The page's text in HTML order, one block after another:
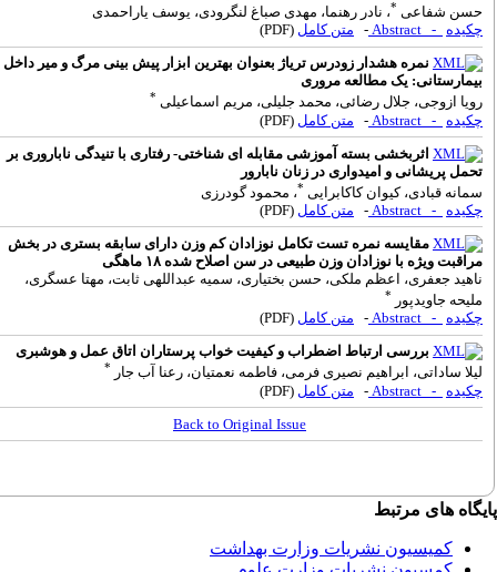
حسن شفاعی ، نادر رهنما، مهدی صباغ لنگرودی، یوسف یاراحمدی
چکیده - Abstract
- متن کامل(PDF)
نمره هشدار زودرس تریاژ بعنوان بهترین ابزار پیش بینی مرگ و میر داخل
بیمارستانی: یک مطالعه مروری
رویا ازوجی، جلال رضائی، محمد جلیلی، مریم اسماعیلی
چکیده - Abstract
- متن کامل(PDF)
اثربخشی بسته آموزشی مقابله ای شناختی- رفتاری با تنیدگی ناباروری بر
تحمل پریشانی و امیدواری در زنان نابارور
سمانه قبادی، کیوان کاکابرایی ، محمود گودرزی
چکیده - Abstract
- متن کامل(PDF)
مقایسه نمره تست تکامل نوزادان کم وزن دارای سابقه بستری در بخش
مراقبت ویژه با نوزادان وزن طبیعی در سن اصلاح شده ١٨ ماهگی
ناهید جعفری، اعظم ملکی، حسن بختیاری، سمیه عبداللهی ثابت، مهتا عسگری،
ملیحه جاویدپور
چکیده - Abstract
- متن کامل(PDF)
بررسی ارتباط اضطراب و کیفیت خواب پرستاران اتاق عمل و هوشبری
لیلا ساداتی، ابراهیم نصیری فرمی، فاطمه نعمتیان، رعنا آب جار*
چکیده - Abstract
- متن کامل(PDF)
Back to Original Issue
های مرتبط
کمیسیون نشریات وزارت بهداشت